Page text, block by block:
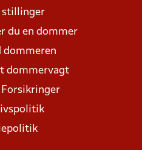
stillinger
du en dommer
dommeren
dommervagt